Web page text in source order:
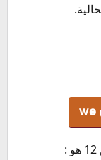
كود الإشتراك والتحويل فى باقه كيكس 12 هو :